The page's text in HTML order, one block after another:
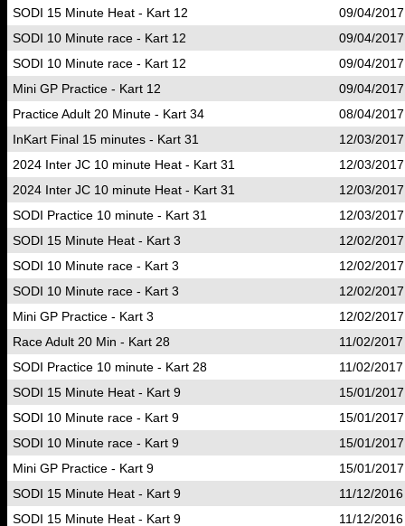
SODI 15 Minute Heat - Kart 12
09/04/
SODI 10 Minute race - Kart 12
09/04/
SODI 10 Minute race - Kart 12
09/04/
Mini GP Practice - Kart 12
09/04/
Practice Adult 20 Minute - Kart 34
08/04/
InKart Final 15 minutes - Kart 31
12/03/
2024 Inter JC 10 minute Heat - Kart 31
12/03/
2024 Inter JC 10 minute Heat - Kart 31
12/03/
SODI Practice 10 minute - Kart 31
12/03/
SODI 15 Minute Heat - Kart 3
12/02/
SODI 10 Minute race - Kart 3
12/02/
SODI 10 Minute race - Kart 3
12/02/
Mini GP Practice - Kart 3
12/02/
Race Adult 20 Min - Kart 28
11/02/
SODI Practice 10 minute - Kart 28
11/02/
SODI 15 Minute Heat - Kart 9
15/01/
SODI 10 Minute race - Kart 9
15/01/
SODI 10 Minute race - Kart 9
15/01/
Mini GP Practice - Kart 9
15/01/
SODI 15 Minute Heat - Kart 9
11/12/
SODI 15 Minute Heat - Kart 9
11/12/